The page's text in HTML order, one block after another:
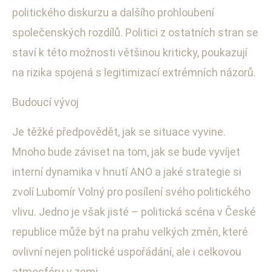
politického diskurzu a dalšího prohloubení
společenských rozdílů. Politici z ostatních stran se
staví k této možnosti většinou kriticky, poukazují
na rizika spojená s legitimizací extrémních názorů.
Budoucí vývoj
Je těžké předpovědět, jak se situace vyvine.
Mnoho bude záviset na tom, jak se bude vyvíjet
interní dynamika v hnutí ANO a jaké strategie si
zvolí Lubomír Volný pro posílení svého politického
vlivu. Jedno je však jisté – politická scéna v České
republice může být na prahu velkých změn, které
ovlivní nejen politické uspořádání, ale i celkovou